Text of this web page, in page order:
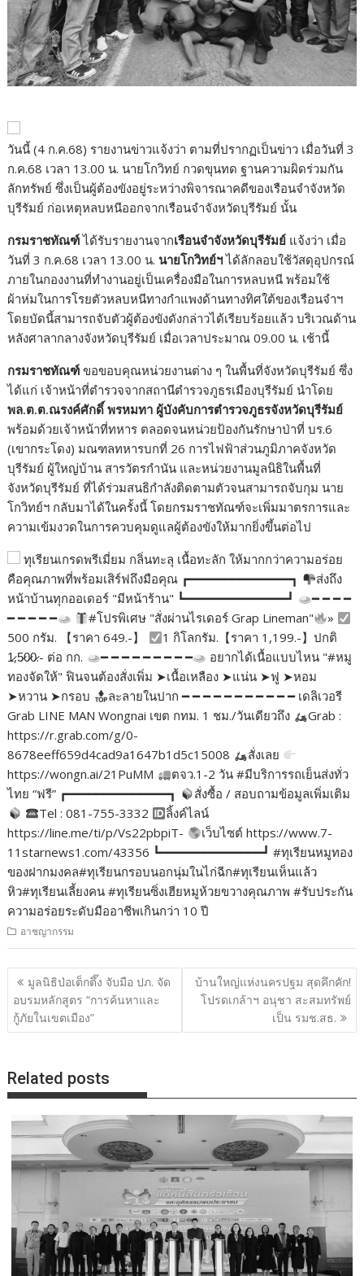
วันนี้ (4 ก.ค.68) รายงานข่าวแจ้งว่า ตามที่ปรากฏเป็นข่าว เมื่อวันที่ 3
ก.ค.68 เวลา 13.00 น. นายโกวิทย์ กวดขุนทด ฐานความผิดร่วมกัน
ลักทรัพย์ ซึ่งเป็นผู้ต้องขังอยู่ระหว่างพิจารณาคดีของเรือนจำจังหวัด
บุรีรัมย์ ก่อเหตุหลบหนีออกจากเรือนจำจังหวัดบุรีรัมย์ นั้น
กรมราชทัณฑ์ได้รับรายงานจากเรือนจำจังหวัดบุรีรัมย์ แจ้งว่า เมื่อ
วันที่ 3 ก.ค.68 เวลา 13.00 น. นายโกวิทย์ฯได้ลักลอบใช้วัสดุอุปกรณ์
ภายในกองงานที่ทำงานอยู่เป็นเครื่องมือในการหลบหนี พร้อมใช้
ผ้าห่มในการโรยตัวหลบหนีทางกำแพงด้านทางทิศใต้ของเรือนจำฯ
โดยบัดนี้สามารถจับตัวผู้ต้องขังดังกล่าวได้เรียบร้อยแล้ว บริเวณด้าน
หลังศาลากลางจังหวัดบุรีรัมย์ เมื่อเวลาประมาณ 09.00 น. เช้านี้
กรมราชทัณฑ์ ขอขอบคุณหน่วยงานต่าง ๆ ในพื้นที่จังหวัดบุรีรัมย์ ซึ่ง
ได้แก่ เจ้าหน้าที่ตำรวจจากสถานีตำรวจภูธรเมืองบุรีรัมย์ นำโดย
พล.ต.ต.ณรงค์ศักดิ์ พรหมทา ผู้บังคับการตำรวจภูธรจังหวัดบุรีรัมย์
พร้อมด้วยเจ้าหน้าที่ทหาร ตลอดจนหน่วยป้องกันรักษาป่าที่ บร.6
(เขากระโดง) มณฑลทหารบกที่ 26 การไฟฟ้าส่วนภูมิภาคจังหวัด
บุรีรัมย์ ผู้ใหญ่บ้าน สารวัตรกำนัน และหน่วยงานมูลนิธิในพื้นที่
จังหวัดบุรีรัมย์ ที่ได้ร่วมสนธิกำลังติดตามตัวจนสามารถจับกุม นาย
โกวิทย์ฯ กลับมาได้ในครั้งนี้ โดยกรมราชทัณฑ์จะเพิ่มมาตรการและ
ความเข้มงวดในการควบคุมดูแลผู้ต้องขังให้มากยิ่งขึ้นต่อไป
ทุเรียนเกรดพรีเมี่ยม กลิ่นทะลุ เนื้อทะลัก ให้มากกว่าความอร่อย
คือคุณภาพที่พร้อมเสิร์ฟถึงมือคุณ ┏━━━━━━━━━━━━━━┓
ส่งถึง
หน้าบ้านทุกออเดอร์ "มีหน้าร้าน" ┗━━━━━━━━━━━━━━┛
━ ━ ━ ━
━ ━ ━ ━ ━
#โปรพิเศษ "สั่งผ่านไรเดอร์ Grap Lineman"
»
500 กรัม. 【ราคา 649.-】
1 กิโลกรัม.【ราคา 1,199.-】ปกติ
1̷,5̷0̷0̷.- ต่อ กก.
━ ━ ━ ━ ━ ━ ━ ━ ━
อยากได้เนื้อแบบไหน "#หมู
ทองจัดให้" ฟินจนต้องสั่งเพิ่ม ➤เนื้อเหลือง ➤แน่น ➤ฟู ➤หอม
➤หวาน ➤กรอบ
ละลายในปาก ━ ━ ━ ━ ━ ━ ━ ━ ━ ━ ━ เดลิเวอรี
Grab LINE MAN Wongnai เขต กทม. 1 ชม./วันเดียวถึง
Grab :
https://r.grab.com/g/0-
8678eeff659d4cad9a1647b1d5c15008
สั่งเลย
https://wongn.ai/21PuMM
ตจว.1-2 วัน #มีบริการรถเย็นส่งทั่ว
ไทย “ฟรี” ┏━━━━━━━━━━━━━━┓
สั่งซื้อ / สอบถามข้อมูลเพิ่มเติม
Tel : 081-755-3332
ลิ้งค์ไลน์
https://line.me/ti/p/Vs22pbpiT-
เว็บไซต์ https://www.7-
11starnews1.com/43356 ┗━━━━━━━━━━━━━━┛ #ทุเรียนหมูทอง
ของฝากมงคล#ทุเรียนกรอบนอกนุ่มในไก่ฉีก#ทุเรียนเห็นแล้ว
หิว#ทุเรียนเลี้ยงคน #ทุเรียนซิ่งเฮียหมูห้วยขวางคุณภาพ #รับประกัน
ความอร่อยระดับมืออาชีพเกินกว่า 10 ปี
อาชญากรรม
แนะแนว
เรื่อง
มูลนิธิป่อเต็กตึ๊ง จับมือ ปภ. จัด
อบรมหลักสูตร “การค้นหาและ
กู้ภัยในเขตเมือง”
บ้านใหญ่แห่งนครปฐม สุดคึกคัก!
โปรดเกล้าฯ อนุชา สะสมทรัพย์
เป็น รมช.สธ.
Related posts